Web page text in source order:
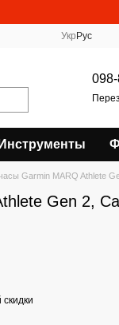
Укр Рус
Инструменты
Garmin MARQ Athlete
Gen 2,